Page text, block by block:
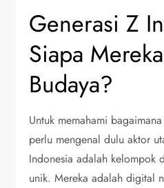
Generasi Z
Siapa
Budaya?
Untuk memahami
perlu mengenal dulu aktor
Indonesia adalah kelompok
unik. Mereka adalah digital